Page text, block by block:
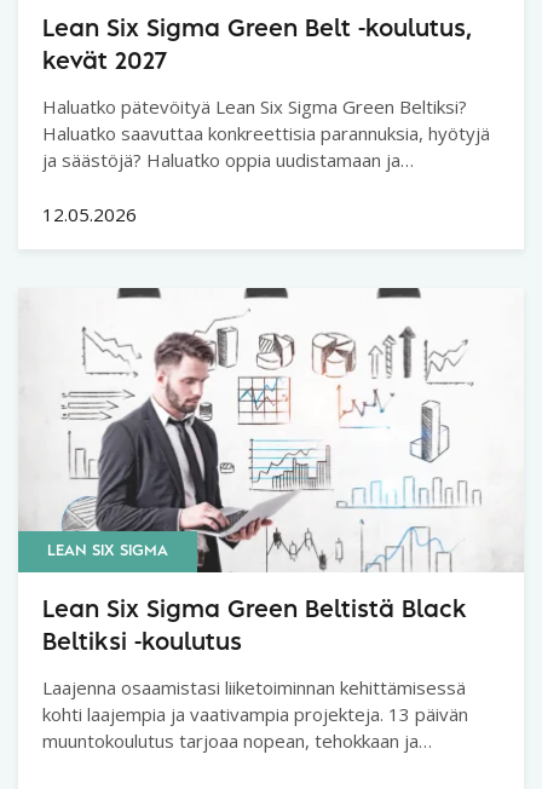
Lean Six Sigma Green Belt -koulutus,
kevät 2027
Haluatko pätevöityä Lean Six Sigma Green Beltiksi?
Haluatko saavuttaa konkreettisia parannuksia, hyötyjä
ja säästöjä? Haluatko oppia uudistamaan ja
12.05.2026
LEAN SIX SIGMA
Lean Six Sigma Green Beltistä Black
Beltiksi -koulutus
Laajenna osaamistasi liiketoiminnan kehittämisessä
kohti laajempia ja vaativampia projekteja. 13 päivän
muuntokoulutus tarjoaa nopean, tehokkaan ja